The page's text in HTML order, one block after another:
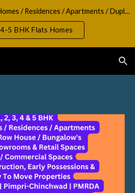
Skip to navigation
1, 2, 3, 4 & 5 BHK Flats / Homes / Residences / Apartments / Duplex / RowHouse / Bungalow, Shops, Showrooms & Retail Spaces Office / Commercial Spaces
5 BHK Flats Homes